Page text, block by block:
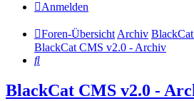
Anmelden
Foren-ÜbersichtArchiv
BlackCat CMS v2.0 - Archiv
Suche
BlackCat CMS v2.0 -